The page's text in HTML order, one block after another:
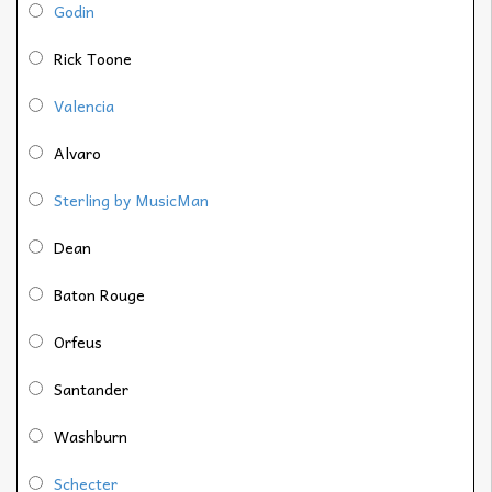
Godin
Rick Toone
Valencia
Alvaro
Sterling by MusicMan
Dean
Baton Rouge
Orfeus
Santander
Washburn
Schecter